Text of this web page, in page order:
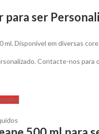
ser
ml. Disponível em diversas
Contacte-nos para